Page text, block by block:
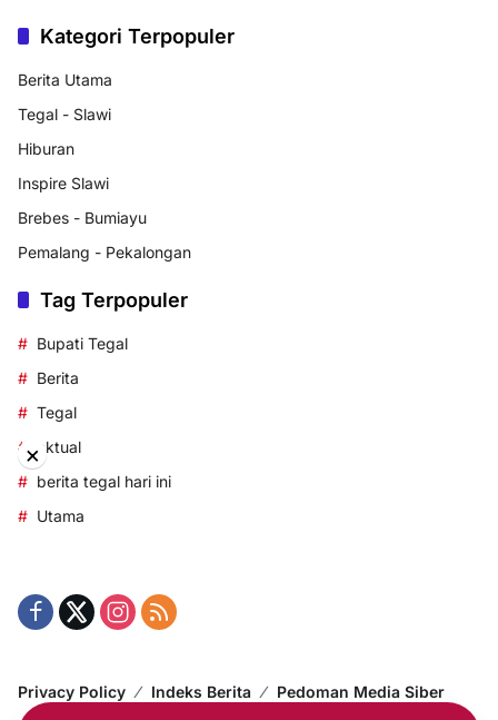
Kategori Terpopuler
Berita Utama
Tegal - Slawi
Hiburan
Inspire Slawi
Brebes - Bumiayu
Pemalang - Pekalongan
Tag Terpopuler
Bupati Tegal
Berita
Tegal
aktual
berita tegal hari ini
Utama
Privacy Policy Indeks Berita Pedoman Media Siber
×